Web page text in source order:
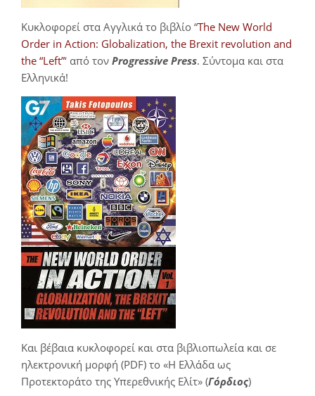
Κυκλοφορεί στα Αγγλικά το βιβλίο “The New World
Order in Action: Globalization, the Brexit revolution and
the “Left”‘ από τον Progressive Press. Σύντομα και στα
Ελληνικά!
Και βέβαια κυκλοφορεί και στα βιβλιοπωλεία και σε
ηλεκτρονική μορφή (PDF) το «Η Ελλάδα ως
Προτεκτοράτο της Υπερεθνικής Ελίτ» (Γόρδιος)